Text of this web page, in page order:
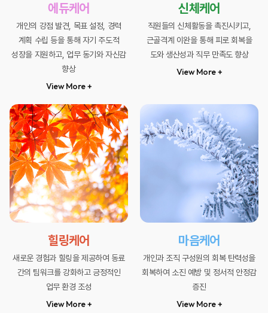
에듀케어
개인의 강점 발견, 목표 설정, 경력
계획 수립 등을 통해 자기 주도적
성장을 지원하고, 업무 동기와 자신감
향상
View More +
신체케어
직원들의 신체활동을 촉진시키고,
근골격계 이완을 통해 피로 회복을
도와 생산성과 직무 만족도 향상
View More +
힐링케어
새로운 경험과 힐링을 제공하여 동료
간의 팀워크를 강화하고 긍정적인
업무 환경 조성
View More +
마음케어
개인과 조직 구성원의 회복 탄력성을
회복하여 소진 예방 및 정서적 안정감
증진
View More +